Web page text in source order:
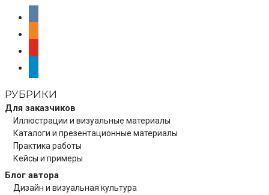
РУБРИКИ
Для заказчиков
Иллюстрации и визуальные материалы
Каталоги и презентационные материалы
Практика работы
Кейсы и примеры
Блог автора
Дизайн и визуальная культура